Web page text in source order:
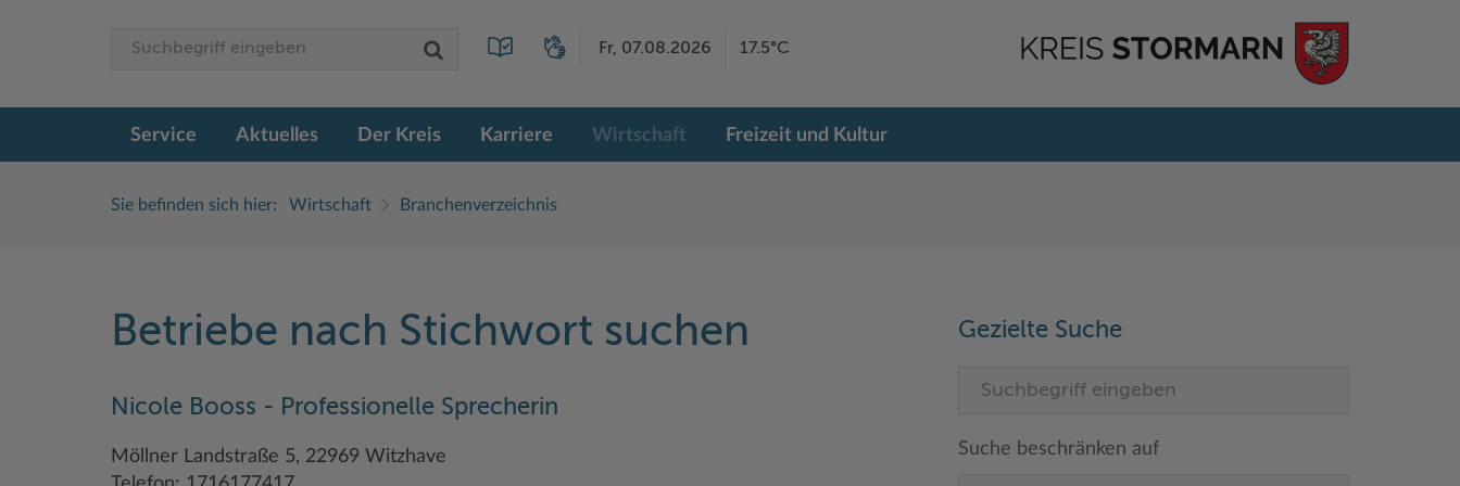
Fr, 07.08.2026 17.5°C
Service Aktuelles Der Kreis Karriere Wirtschaft Freizeit und Kultur
Sie befinden sich hier: Wirtschaft Branchenverzeichnis
Betriebe nach Stichwort suchen
Nicole Booss - Professionelle Sprecherin
Möllner Landstraße 5, 22969 Witzhave
Gezielte Suche
Suche beschränken auf